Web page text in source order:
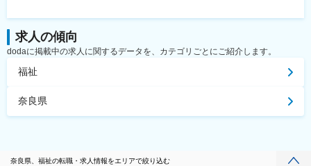
求人の傾向
dodaに掲載中の求人に関するデータを、カテゴリごとにご紹介します。
福祉
奈良県
奈良県、福祉の転職・求人情報をエリアで絞り込む